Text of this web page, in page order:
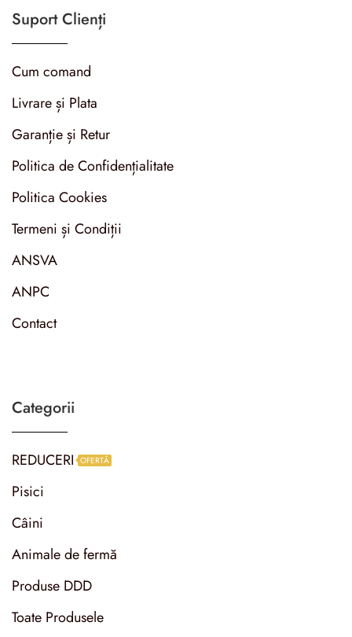
Suport Clienți
Cum comand
Livrare și Plata
Garanție și Retur
Politica de Confidențialitate
Politica Cookies
Termeni și Condiții
ANSVA
ANPC
Contact
Categorii
REDUCERI OFERTĂ
Pisici
Câini
Animale de fermă
Produse DDD
Toate Produsele